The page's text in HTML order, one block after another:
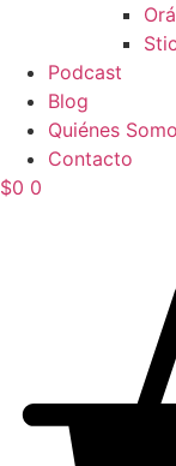
Podcast
Blog
Quiénes
Contacto
$0 0